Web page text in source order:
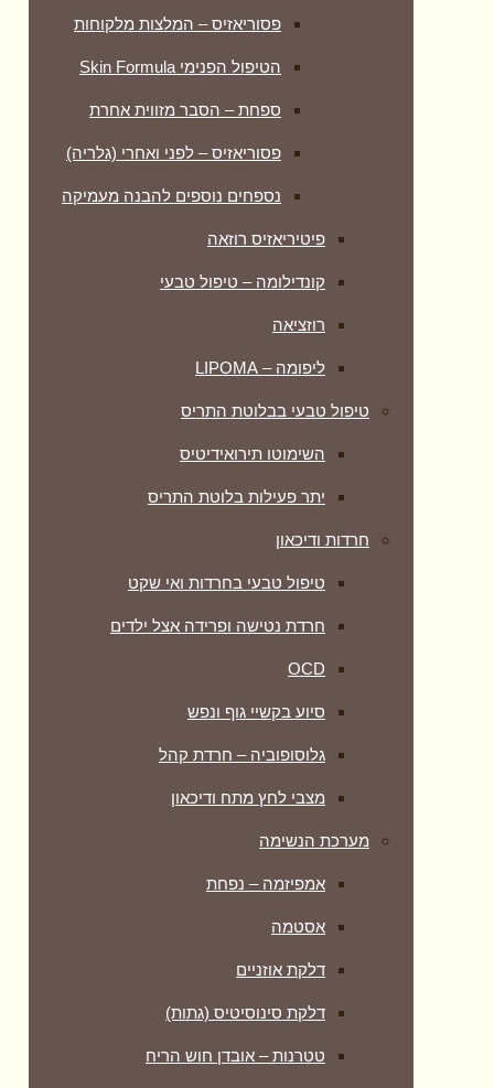
פסוריאזיס – המלצות מלקוחות
הטיפול הפנימי Skin Formula
ספחת – הסבר מזווית אחרת
פסוריאזיס – לפני ואחרי (גלריה)
נספחים נוספים להבנה מעמיקה
פיטיריאזיס רוזאה
קונדילומה – טיפול טבעי
רוזציאה
ליפומה – LIPOMA
טיפול טבעי בבלוטת התריס
השימוטו תירואידיטיס
יתר פעילות בלוטת התריס
חרדות ודיכאון
טיפול טבעי בחרדות ואי שקט
חרדת נטישה ופרידה אצל ילדים
OCD
סיוע בקשיי גוף ונפש
גלוסופוביה – חרדת קהל
מצבי לחץ מתח ודיכאון
מערכת הנשימה
אמפיזמה – נפחת
אסטמה
דלקת אוזניים
דלקת סינוסיטיס (גתות)
טטרנות – אובדן חוש הריח